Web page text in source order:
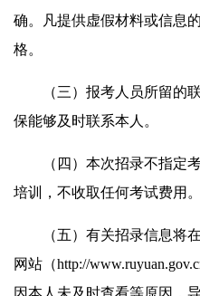
确。凡提供虚假材料或信息
格。
（三）报考人员所留的联
保能够及时联系本人。
（四）本次招录不指定考
培训，不收取任何考试费用。
（五）有关招录信息将在
网站（http://
因本人未及时查看等原因，